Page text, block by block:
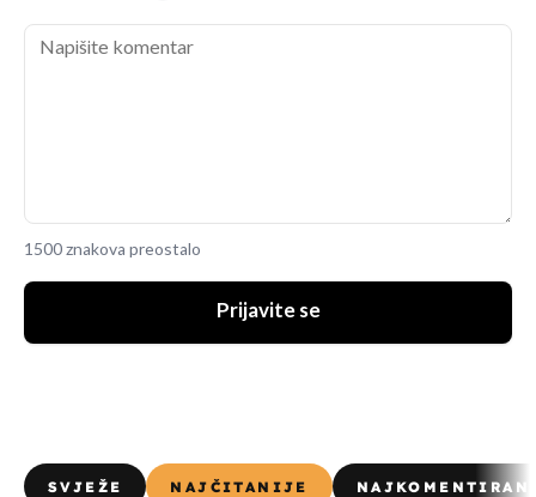
1500 znakova preostalo
Prijavite se
SVJEŽE NAJČITANIJE